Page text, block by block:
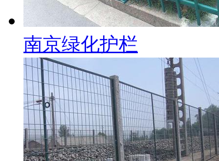
南京绿化护栏